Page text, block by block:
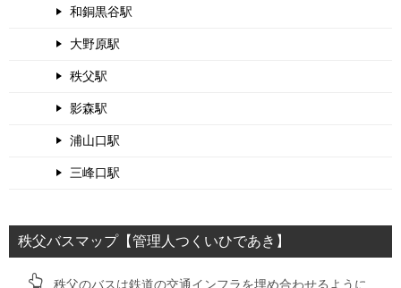
和銅黒谷駅
大野原駅
秩父駅
影森駅
浦山口駅
三峰口駅
秩父バスマップ【管理人つくいひであき】
秩父のバスは鉄道の交通インフラを埋め合わせるように